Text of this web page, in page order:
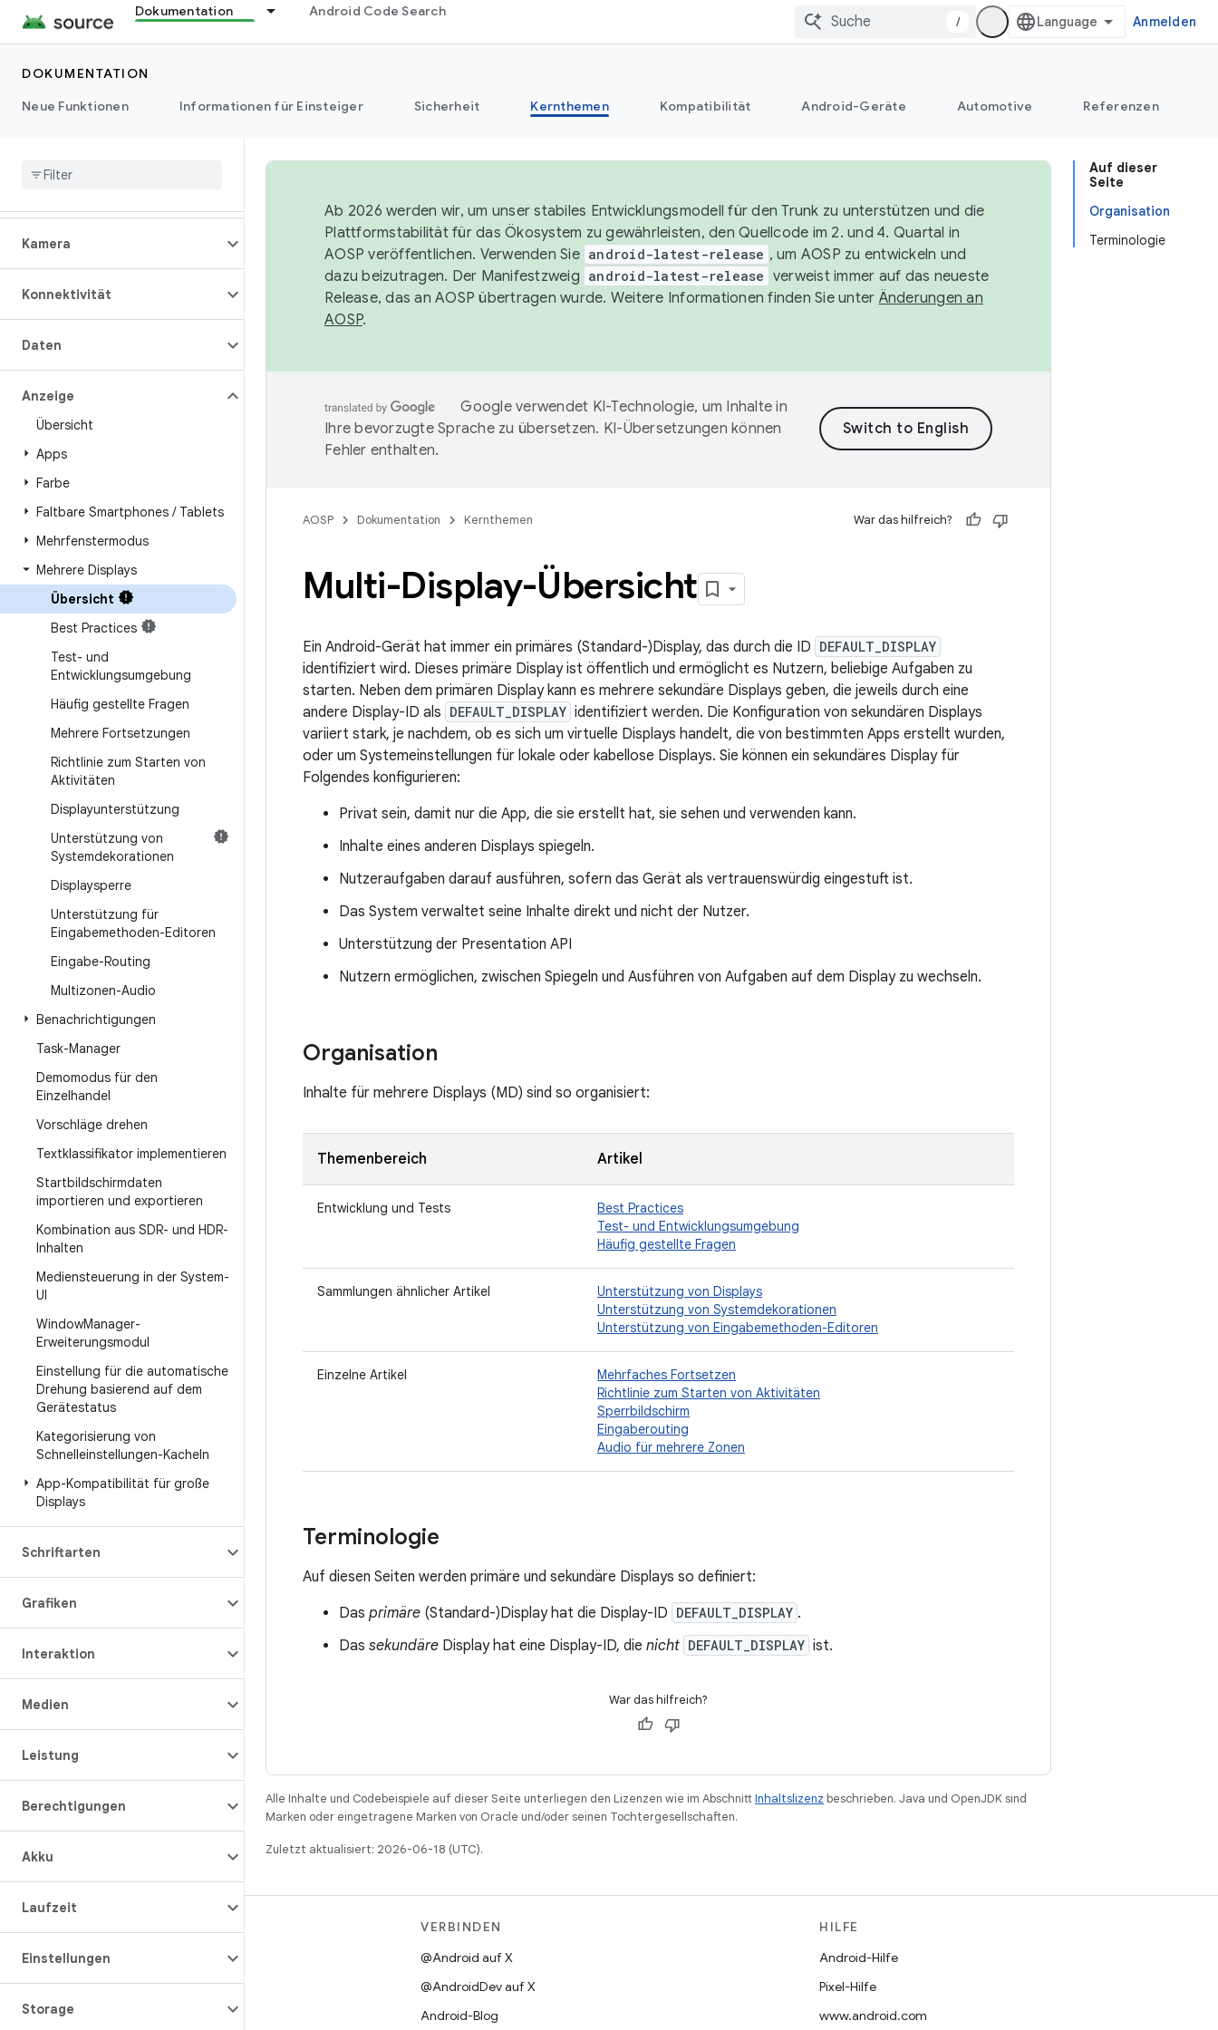
Dokumentation Android Code Search
/ Anmelden
DOKUMENTATION
Neue Funktionen
Informationen für Einsteiger Sicherheit Kernthemen Kompatibilität Android-Geräte Automotive Referenzen
Kamera
Konnektivität
Daten
Anzeige
Übersicht
Apps
Farbe
Faltbare Smartphones /Tablets
Mehrfenstermodus
Mehrere Displays
Übersicht
Best Practices
Test- und
Entwicklungsumgebung
Häufig gestellte Fragen
Mehrere Fortsetzungen
Richtlinie zum Starten von
Aktivitäten
Displayunterstützung
Unterstützung von
Systemdekorationen
Displaysperre
Unterstützung für
Eingabemethoden-Editoren
Eingabe-Routing
Multizonen-Audio
Benachrichtigungen
Task-Manager
Demomodus für den
Einzelhandel
Vorschläge drehen
Textklassifikator implementieren
Startbildschirmdaten
importieren und exportieren
Kombination aus SDR- und HDR-
Inhalten
Mediensteuerung in der System-
UI
WindowManager-
Erweiterungsmodul
Einstellung für die automatische
Drehung basierend auf dem
Gerätestatus
Kategorisierung von
Schnelleinstellungen-Kacheln
App-Kompatibilität für große
Displays
Schriftarten
Grafiken
Interaktion
Medien
Leistung
Berechtigungen
Akku
Laufzeit
Einstellungen
Storage
Auf dieser
Seite
Organisation
Terminologie
Ab 2026 werden wir, um unser stabiles Entwicklungsmodell für den Trunk zu unterstützen und die
Plattformstabilität für das Ökosystem zu gewährleisten, den Quellcode im 2. und 4. Quartal in
AOSP veröffentlichen. Verwenden Sie android-latest-release , um AOSP zu entwickeln und
dazu beizutragen. Der Manifestzweig android-latest-release verweist immer auf das neueste
Release, das an AOSP übertragen wurde. Weitere Informationen finden Sie unter Änderungen an
AOSP.
Google verwendet KI-Technologie, um Inhalte in
Ihre bevorzugte Sprache zu übersetzen. KI-Übersetzungen können
Fehler enthalten.
AOSP Dokumentation Kernthemen War das hilfreich?
Multi-Display-Übersicht
Ein Android-Gerät hat immer ein primäres (Standard-)Display, das durch die ID DEFAULT_DISPLAY
identifiziert wird. Dieses primäre Display ist öffentlich und ermöglicht es Nutzern, beliebige Aufgaben zu
starten. Neben dem primären Display kann es mehrere sekundäre Displays geben, die jeweils durch eine
andere Display-ID als DEFAULT_DISPLAY identifiziert werden. Die Konfiguration von sekundären Displays
variiert stark, je nachdem, ob es sich um virtuelle Displays handelt, die von bestimmten Apps erstellt wurden,
oder um Systemeinstellungen für lokale oder kabellose Displays. Sie können ein sekundäres Display für
Folgendes konfigurieren:
Privat sein, damit nur die App, die sie erstellt hat, sie sehen und verwenden kann.
Inhalte eines anderen Displays spiegeln.
Nutzeraufgaben darauf ausführen, sofern das Gerät als vertrauenswürdig eingestuft ist.
Das System verwaltet seine Inhalte direkt und nicht der Nutzer.
Unterstützung der Presentation API
Nutzern ermöglichen, zwischen Spiegeln und Ausführen von Aufgaben auf dem Display zu wechseln.
Organisation
Inhalte für mehrere Displays (MD) sind so organisiert:
Themenbereich Artikel
Entwicklung und Tests
Best Practices
Test- und Entwicklungsumgebung
Häufig gestellte Fragen
Sammlungen ähnlicher Artikel
Unterstützung von Displays
Unterstützung von Systemdekorationen
Unterstützung von Eingabemethoden-Editoren
Einzelne Artikel
Mehrfaches Fortsetzen
Richtlinie zum Starten von Aktivitäten
Sperrbildschirm
Eingaberouting
Audio für mehrere Zonen
Terminologie
Auf diesen Seiten werden primäre und sekundäre Displays so definiert:
Das primäre (Standard-)Display hat die Display-ID DEFAULT_DISPLAY .
Das sekundäre Display hat eine Display-ID, die nicht DEFAULT_DISPLAY ist.
War das hilfreich?
Alle Inhalte und Codebeispiele auf dieser Seite unterliegen den Lizenzen wie im AbschnittInhaltslizenz beschrieben. Java und OpenJDK sind
Marken oder eingetragene Marken von Oracle und/oder seinen Tochtergesellschaften.
Zuletzt aktualisiert: 2026-06-18 (UTC).
Android-Repository
Anforderungen
Wird heruntergeladen
VERBINDEN
@Android auf X
@AndroidDev auf X
Android-Blog
HILFE
Android-Hilfe
Pixel-Hilfe
www.android.com